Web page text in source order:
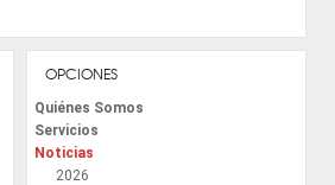
OPCIONES
Quiénes Somos
Servicios
Noticias
2026